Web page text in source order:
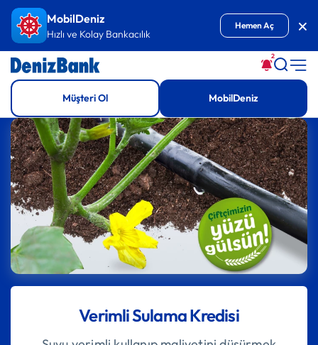
İçeriğe GitMobilDeniz
Hızlı ve Kolay Bankacılık
Hemen Aç
2
Müşteri Ol MobilDeniz
Verimli Sulama Kredisi